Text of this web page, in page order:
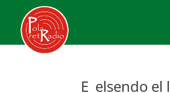
E_elsendo el